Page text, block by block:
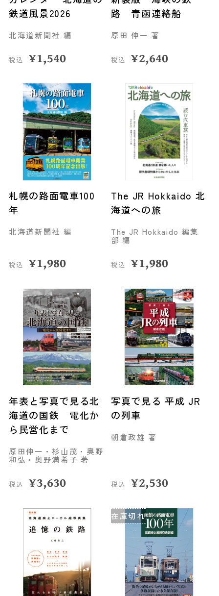
鉄道風景2026
北海道新聞社 編
税込 ¥1,540
路 青函連絡船
原田 伸一 著
税込 ¥2,640
札幌の路面電車100
年
北海道新聞社 編
税込 ¥1,980
The JR Hokkaido 北
海道への旅
The JR Hokkaido 編集
部 編
税込 ¥1,980
年表と写真で見る北
海道の国鉄 電化か
ら民営化まで
原田伸一・杉山茂・奥野
和弘・奥野満希子 著
税込 ¥3,630
写真で見る 平成 JR
の列車
朝倉政雄 著
税込 ¥2,530
在庫切れ